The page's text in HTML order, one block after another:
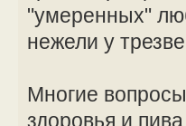
"умеренных"
нежели у
Многие
здоровья и